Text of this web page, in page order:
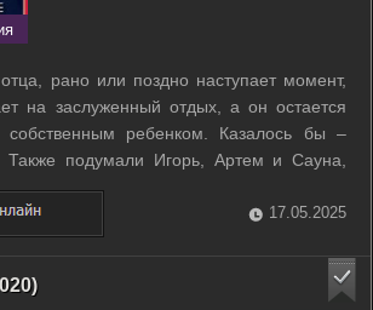
рано или поздно наступает момент,
на заслуженный отдых, а он остается
ребенком. Казалось бы –
Также подумали Игорь, Артем и Сауна,
какой «водопад» приключений накроет
«прелестями» отцовства, парни
...
17.05.2025